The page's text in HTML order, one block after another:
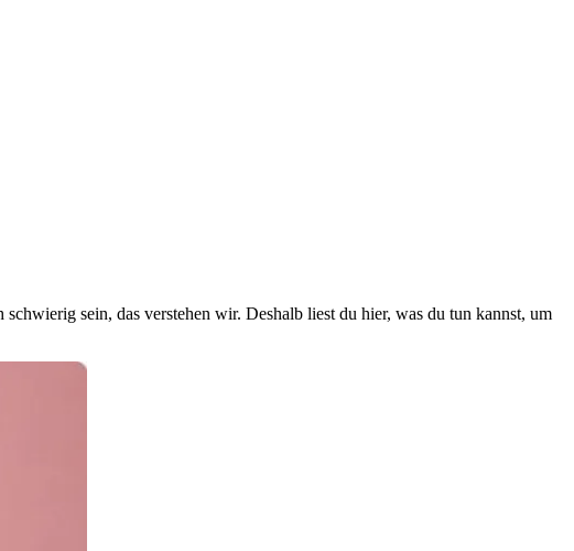
sein, das verstehen wir. Deshalb liest du hier, was du tun kannst, um